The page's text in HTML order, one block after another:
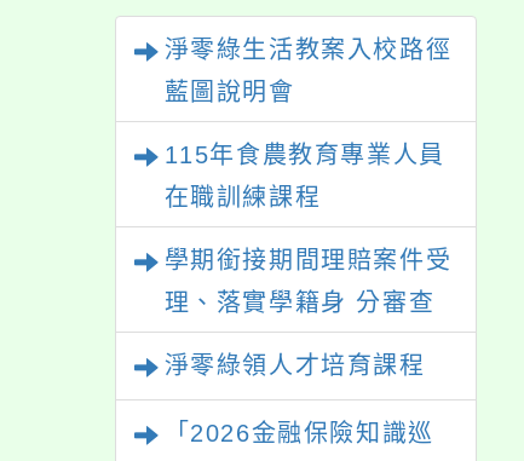
淨零綠生活教案入校路徑
藍圖說明會
115年食農教育專業人員
在職訓練課程
學期銜接期間理賠案件受
理、落實學籍身 分審查
淨零綠領人才培育課程
「2026金融保險知識巡